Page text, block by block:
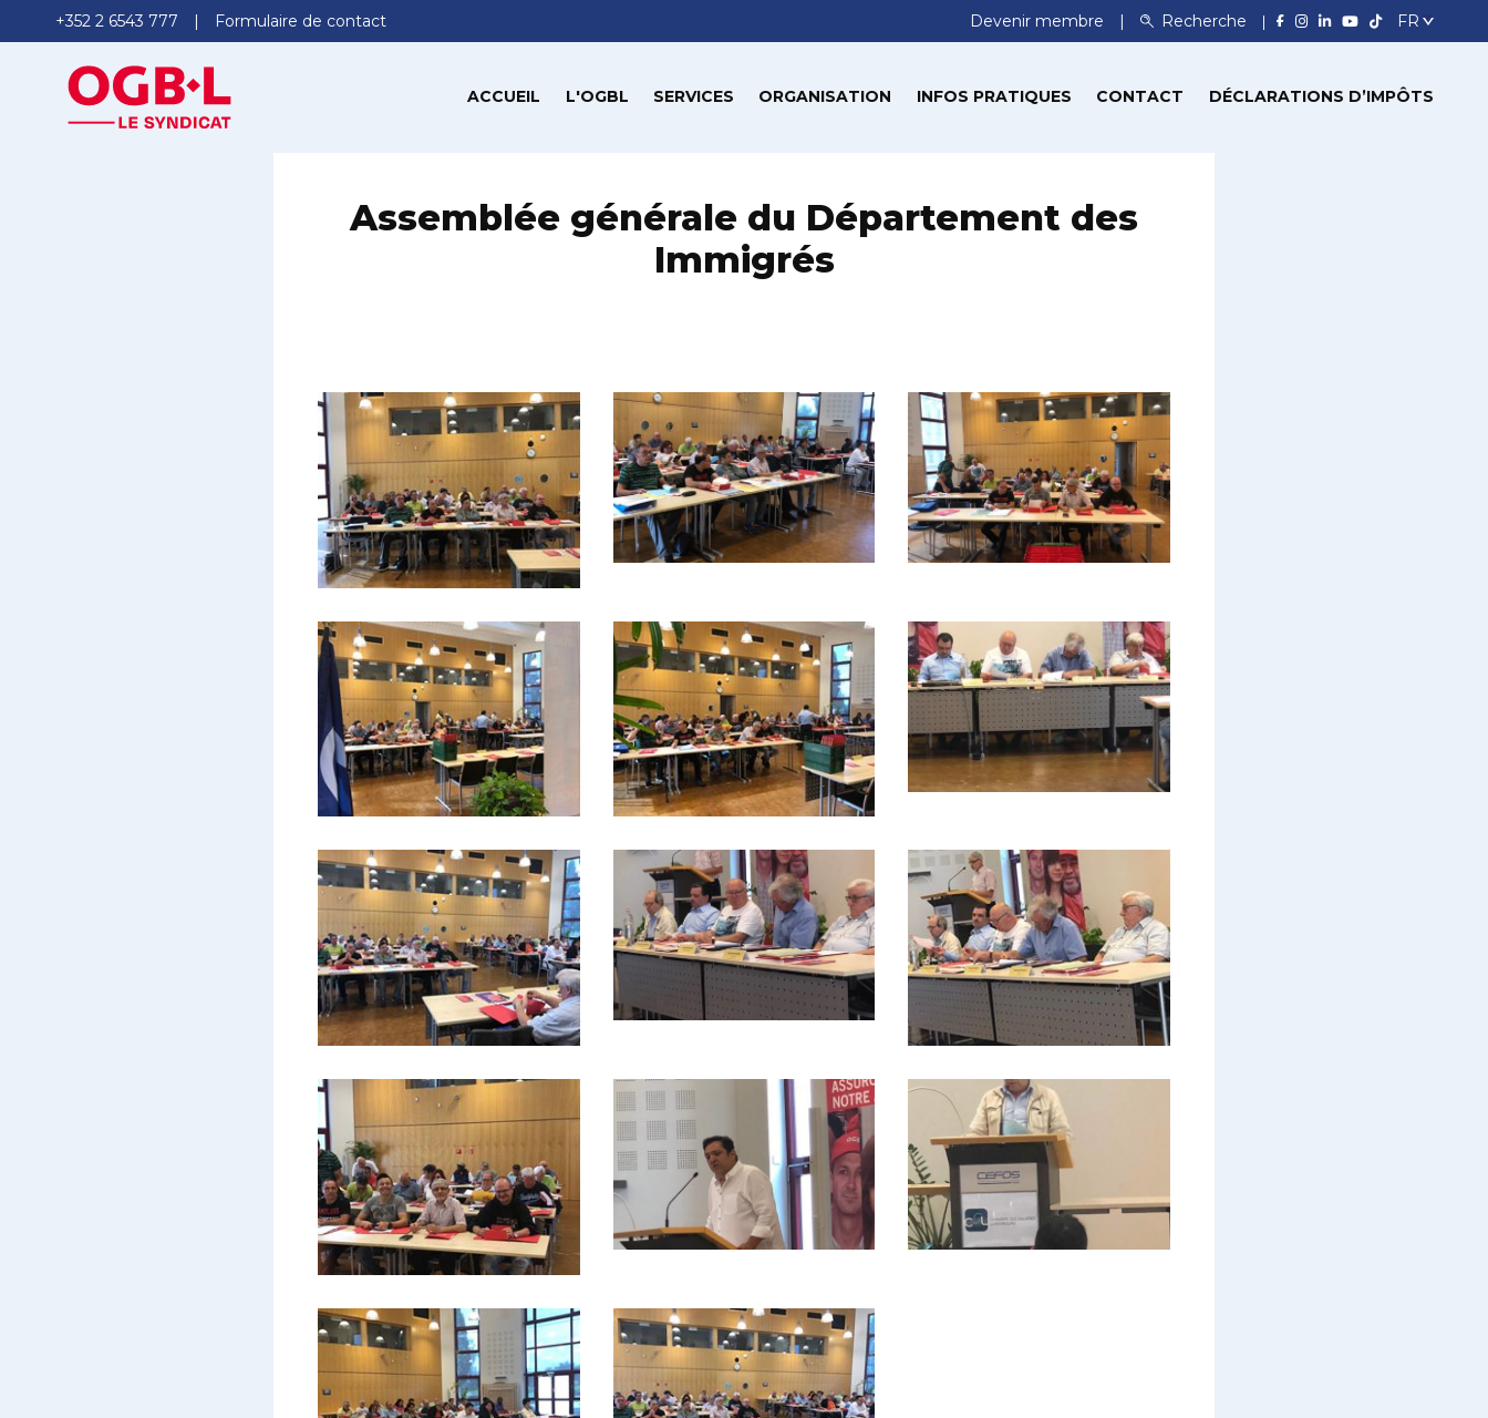
+352 2 6543 777 Formulaire de contact Devenir membre Recherche
ACCUEIL L'OGBL SERVICES ORGANISATION INFOS PRATIQUES CONTACT DÉCLARATIONS D’IMPÔTS
Assemblée générale du Département des
Immigrés